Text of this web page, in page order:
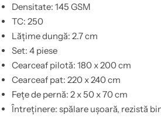
Densitate: 145 GSM
TC: 250
Lățime dungă: 2.7 cm
Set: 4 piese
Cearceaf pilotă: 180 x 200 cm
Cearceaf pat: 220 x 240 cm
Fețe de pernă: 2 x 50 x 70 cm
Întreținere: spălare ușoară, rezistă